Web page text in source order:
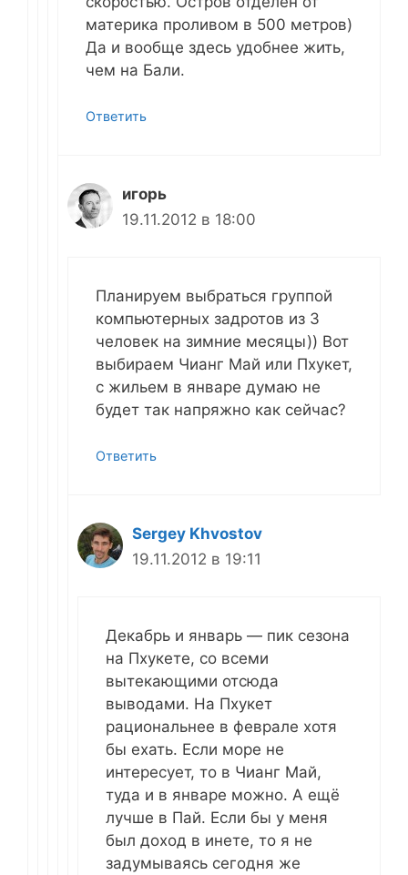
материка проливом в 500 метров)
Да и вообще здесь удобнее жить,
чем на Бали.
Ответить
игорь
19.11.2012 в 18:00
Планируем выбраться группой
компьютерных задротов из 3
человек на зимние месяцы)) Вот
выбираем Чианг Май или Пхукет,
с жильем в январе думаю не
будет так напряжно как сейчас?
Ответить
Sergey Khvostov
19.11.2012 в 19:11
Декабрь и январь — пик сезона
на Пхукете, со всеми
вытекающими отсюда
выводами. На Пхукет
рациональнее в феврале хотя
бы ехать. Если море не
интересует, то в Чианг Май,
туда и в январе можно. А ещё
лучше в Пай. Если бы у меня
был доход в инете, то я не
задумываясь сегодня же